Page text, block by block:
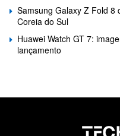
Samsung Galaxy Z Fold
Coreia do Sul
Huawei Watch GT 7:
lançamento